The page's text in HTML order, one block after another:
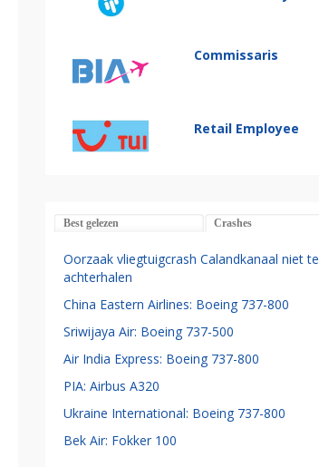
Commissaris
Retail Employee
Best gelezen Crashes
Oorzaak vliegtuigcrash Calandkanaal niet te
achterhalen
China Eastern Airlines: Boeing 737-800
Sriwijaya Air: Boeing 737-500
Air India Express: Boeing 737-800
PIA: Airbus A320
Ukraine International: Boeing 737-800
Bek Air: Fokker 100